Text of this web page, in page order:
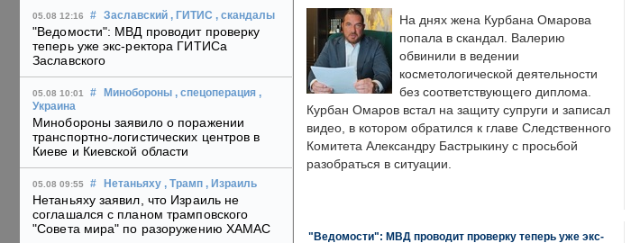
05.08 12:16 # Заславский , ГИТИС , скандалы
"Ведомости": МВД проводит проверку
теперь уже экс-ректора ГИТИСа
Заславского
05.08 10:01 # Минобороны , спецоперация ,
Украина
Минобороны заявило о поражении
транспортно-логистических центров в
Киеве и Киевской области
05.08 09:55 # Нетаньяху , Трамп , Израиль
Нетаньяху заявил, что Израиль не
соглашался с планом трамповского
"Совета мира" по разоружению ХАМАС
На днях жена Курбана Омарова
попала в скандал. Валерию
обвинили в ведении
косметологической деятельности
без соответствующего диплома.
Курбан Омаров встал на защиту супруги и записал
видео, в котором обратился к главе Следственного
Комитета Александру Бастрыкину с просьбой
разобраться в ситуации.
"Ведомости": МВД проводит проверку теперь уже экс-